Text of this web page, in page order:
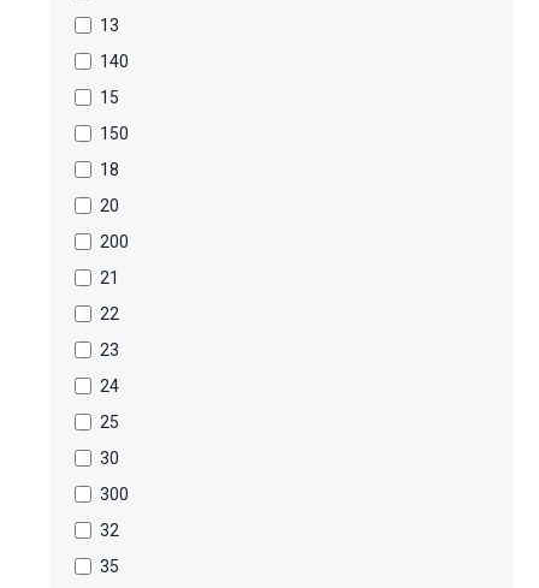
13
140
15
150
18
20
200
21
22
23
24
25
30
300
32
35